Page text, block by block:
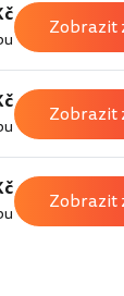
Zobrazit
Zobrazit
Zobrazit